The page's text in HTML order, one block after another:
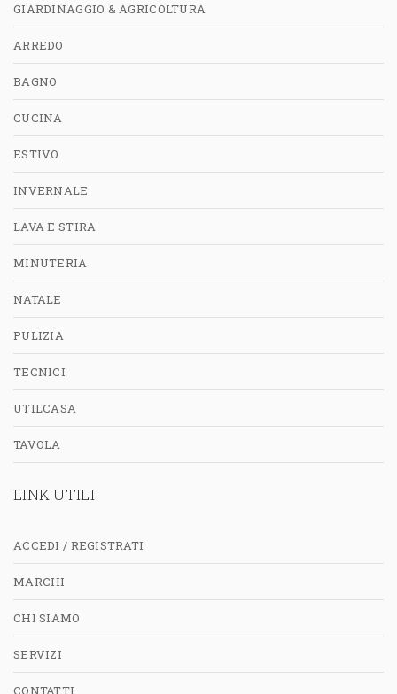
GIARDINAGGIO & AGRICOLTURA
ARREDO
BAGNO
CUCINA
ESTIVO
INVERNALE
LAVA E STIRA
MINUTERIA
NATALE
PULIZIA
TECNICI
UTILCASA
TAVOLA
LINK UTILI
ACCEDI / REGISTRATI
MARCHI
CHI SIAMO
SERVIZI
CONTATTI